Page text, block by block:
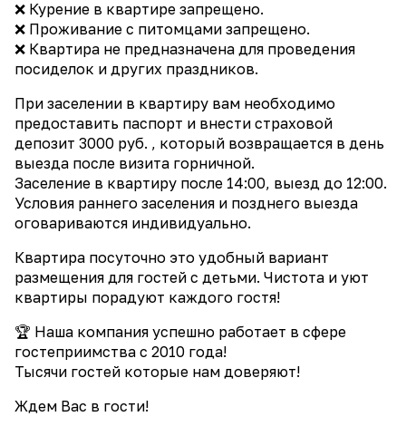
❌ Курение в квартире запрещено.
❌ Проживание с питомцами запрещено.
❌ Квартира не предназначена для проведения
посиделок и других праздников.
При заселении в квартиру вам необходимо
предоставить паспорт и внести страховой
депозит 3000 руб. , который возвращается в день
выезда после визита горничной.
Заселение в квартиру после 14:00, выезд до 12:00.
Условия раннего заселения и позднего выезда
оговариваются индивидуально.
Квартира посуточно это удобный вариант
размещения для гостей с детьми. Чистота и уют
квартиры порадуют каждого гостя!
🏆 Наша компания успешно работает в сфере
гостеприимства с 2010 года!
Тысячи гостей которые нам доверяют!
Ждем Вас в гости!